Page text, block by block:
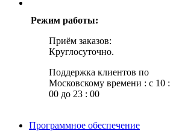
Режим работы:
Приём заказов:
Круглосуточно.
Поддержка клиентов по
Московскому времени : с 10 :
00 до 23 : 00
Программное обеспечение